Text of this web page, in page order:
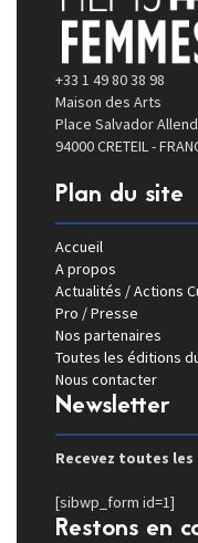
+33 1 49 80 38 98
Maison des Arts
Place Salvador
94000 CRETEIL -
Plan du site
Accueil
A propos
Actualités / Actions
Pro / Presse
Nos partenaires
Toutes les éditions
Nous contacter
Newsletter
Recevez toutes
[sibwp_form id=1]
Restons en